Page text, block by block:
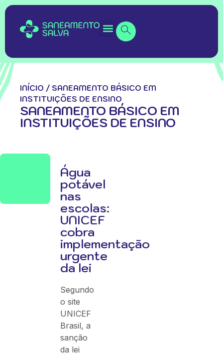
INÍCIO / SANEAMENTO BÁSICO EM
INSTITUIÇÕES DE ENSINO
SANEAMENTO BÁSICO EM
INSTITUIÇÕES DE ENSINO
Água
potável
nas
escolas:
UNICEF
cobra
implementação
urgente
da lei
Segundo
o site
UNICEF
Brasil, a
sanção
da lei